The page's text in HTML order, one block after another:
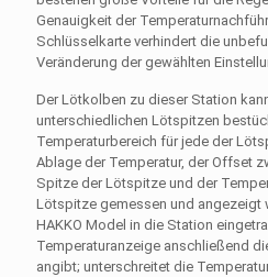
Genauigkeit der
Schlüsselkarte verhindert die
Veränderung der gewählten
Der Lötkolben zu dieser Station
unterschiedlichen Lötspitzen
Temperaturbereich für jede der
Ablage der Temperatur, der Offset
Spitze der Lötspitze und der
Lötspitze gemessen und angezeigt
HAKKO Model in die Station
Temperaturanzeige anschließend
angibt; unterschreitet die